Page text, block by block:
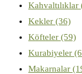
Kahvaltılıklar
Kekler (36)
Köfteler (59)
Kurabiyeler
Makarnalar